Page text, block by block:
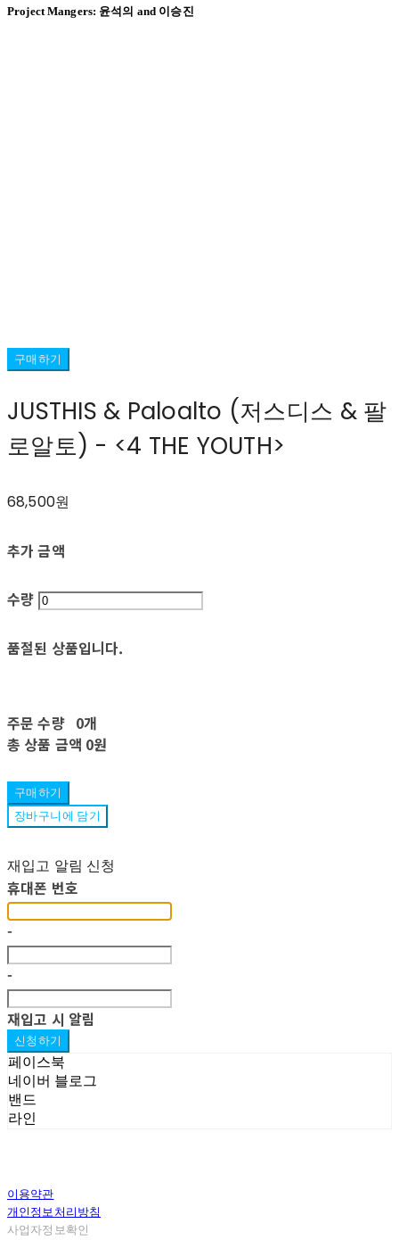
Project Mangers: 윤석의 and 이승진
구매하기
JUSTHIS & Paloalto (저스디스 & 팔
로알토) - <4 THE YOUTH>
68,500원
추가 금액
수량
품절된 상품입니다.
주문 수량 0개
총 상품 금액 0원
구매하기
장바구니에 담기
재입고 알림 신청
휴대폰 번호
-
-
재입고 시 알림
신청하기
페이스북
네이버 블로그
밴드
라인
이용약관
개인정보처리방침
사업자정보확인